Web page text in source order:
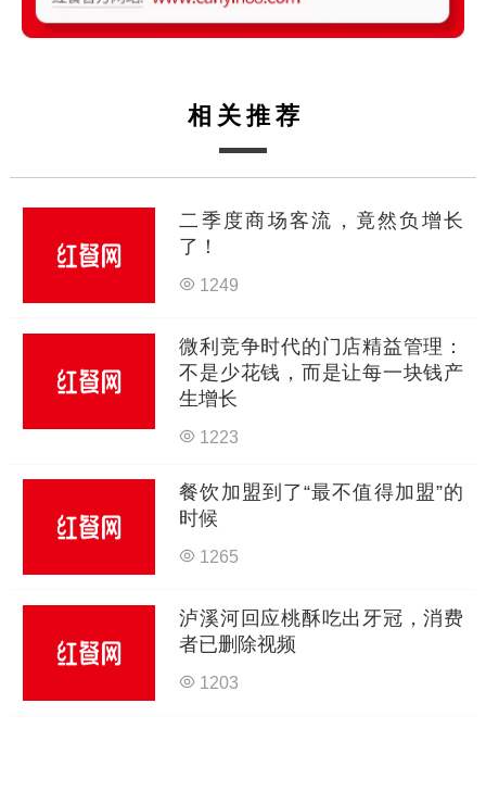
相关推荐
二季度商场客流，竟然负增长
了！
1249
微利竞争时代的门店精益管理：
不是少花钱，而是让每一块钱产
生增长
1223
餐饮加盟到了“最不值得加盟”的
时候
1265
泸溪河回应桃酥吃出牙冠，消费
者已删除视频
1203